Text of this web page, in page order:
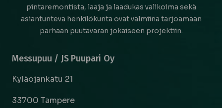
pintaremontista, laaja ja laadukas valikoima sekä
asiantunteva henkilökunta ovat valmiina tarjoamaan
parhaan puutavaran jokaiseen projektiin.
Messupuu / JS Puupari Oy
Kyläojankatu 21
33700 Tampere